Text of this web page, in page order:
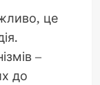
це
–
до